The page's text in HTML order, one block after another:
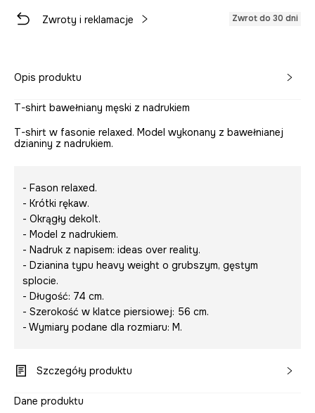
Zwroty i reklamacje Zwrot do 30 dni
Opis produktu
T-shirt bawełniany męski z nadrukiem
T-shirt w fasonie relaxed. Model wykonany z bawełnianej
dzianiny z nadrukiem.
- Fason relaxed.
- Krótki rękaw.
- Okrągły dekolt.
- Model z nadrukiem.
- Nadruk z napisem: ideas over reality.
- Dzianina typu heavy weight o grubszym, gęstym
splocie.
- Długość: 74 cm.
- Szerokość w klatce piersiowej: 56 cm.
- Wymiary podane dla rozmiaru: M.
Szczegóły produktu
Dane produktu